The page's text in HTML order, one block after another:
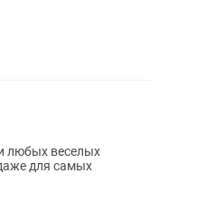
любых веселых